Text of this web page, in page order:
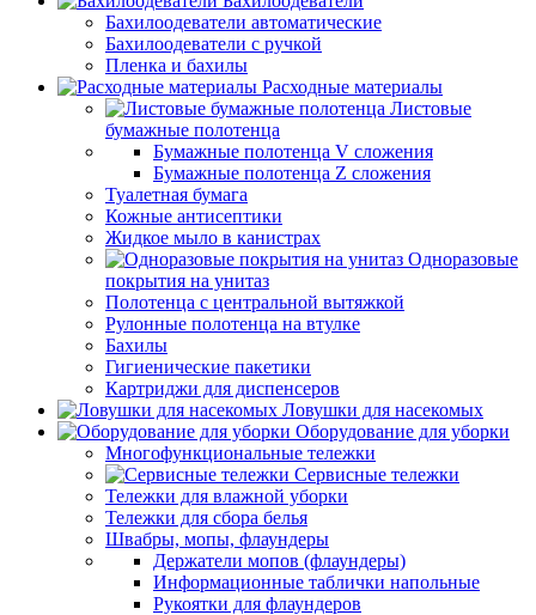
Бахилоодеватели автоматические
Бахилоодеватели с ручкой
Пленка и бахилы
Расходные материалы
Листовые
бумажные полотенца
Бумажные полотенца V сложения
Бумажные полотенца Z сложения
Туалетная бумага
Кожные антисептики
Жидкое мыло в канистрах
Одноразовые
покрытия на унитаз
Полотенца с центральной вытяжкой
Рулонные полотенца на втулке
Бахилы
Гигиенические пакетики
Картриджи для диспенсеров
Ловушки для насекомых
Оборудование для уборки
Многофункциональные тележки
Сервисные тележки
Тележки для влажной уборки
Тележки для сбора белья
Швабры, мопы, флаундеры
Держатели мопов (флаундеры)
Информационные таблички напольные
Рукоятки для флаундеров